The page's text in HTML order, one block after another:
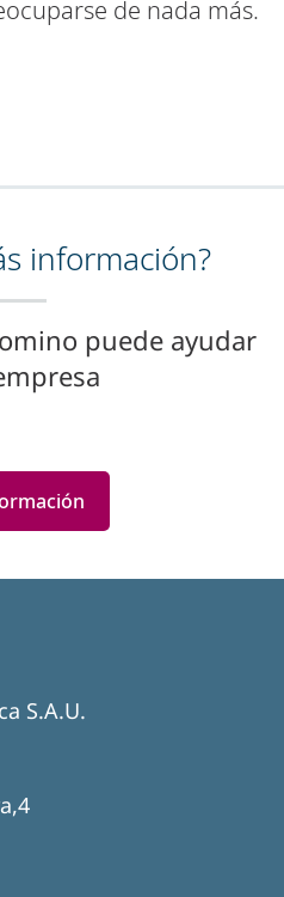
de nada más.
información?
puede ayudar
S.A.U.